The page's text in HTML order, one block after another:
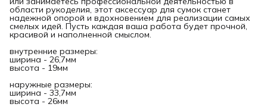
области рукоделия, этот аксессуар для сумок станет
надежной опорой и вдохновением для реализации самых
смелых идей. Пусть каждая ваша работа будет прочной,
красивой и наполненной смыслом.
внутренние размеры:
ширина - 26,7мм
высота - 19мм
наружные размеры:
ширина - 33,7мм
высота - 26мм